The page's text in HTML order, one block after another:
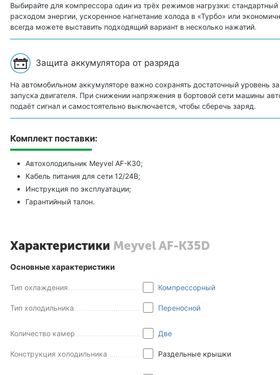
Выбирайте для компрессора один из трёх режимов нагрузки:
расходом энергии, ускоренное нагнетание холода в «Турбо» или
всегда можете выставить подходящий вариант в несколько нажатий.
Защита аккумулятора от разряда
На автомобильном аккумуляторе важно сохранять достаточный уровень
запуска двигателя. При снижении напряжения в бортовой сети машины
подаёт сигнал и самостоятельно выключается, чтобы сберечь заряд.
Комплект поставки:
Автохолодильник Meyvel AF-K30;
Кабель питания для сети 12/24В;
Инструкция по эксплуатации;
Гарантийный талон.
Характеристики Meyvel AF-K35D
Основные характеристики
Тип охлаждения Компрессорный
Тип холодильника Переносной
Количество камер Две
Конструкция холодильника Раздельные крышки